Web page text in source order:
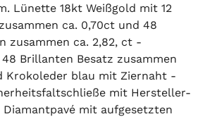
Lünette 18kt Weißgold mit 12
ca. 0,70ct und 48
zusammen ca. 2,82, ct -
Brillanten Besatz zusammen
Krokoleder blau mit Ziernaht -
mit Hersteller-
mit aufgesetzten